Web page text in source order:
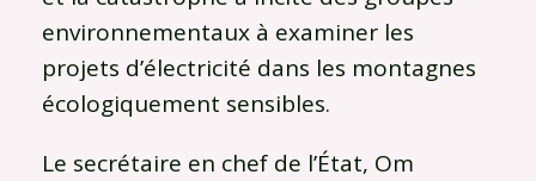
environnementaux à examiner les
projets d’électricité dans les montagnes
écologiquement sensibles.
Le secrétaire en chef de l’État, Om